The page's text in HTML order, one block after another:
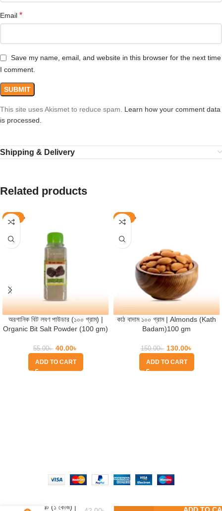
Email *
Save my name, email, and website in this browser for the next time
I comment.
This site uses Akismet to reduce spam. Learn how your comment data
is processed.
Shipping & Delivery
Related products
-27%
অরগানিক বিট লবণ পাউডার (১০০ গ্রাম) |
Organic Bit Salt Powder (100 gm)
55.00৳ 40.00৳
ADD TO CART
-13%
কাঠ বাদাম ১০০ গ্রাম | Almonds (Kath
Badam)100 gm
150.00৳ 130.00৳
ADD TO CART
তির সল্ট (১ কেজি) |